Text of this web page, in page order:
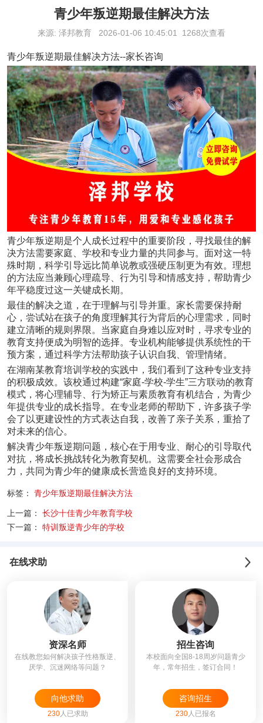
青少年叛逆期最佳解决方法
来源: 泽邦教育 2026-01-06 10:45:01 1268次查看
青少年叛逆期最佳解决方法--家长咨询
青少年叛逆期是个人成长过程中的重要阶段，寻找最佳的解
决方法需要家庭、学校和专业力量的共同参与。面对这一特
殊时期，科学引导远比简单说教或强硬压制更为有效。理想
的方法应当兼顾心理疏导、行为引导和情感支持，帮助青少
年平稳度过这一关键成长期。
最佳的解决之道，在于理解与引导并重。家长需要保持耐
心，尝试站在孩子的角度理解其行为背后的心理需求，同时
建立清晰的规则界限。当家庭自身难以应对时，寻求专业的
教育支持便成为明智的选择。专业机构能够提供系统性的干
预方案，通过科学方法帮助孩子认识自我、管理情绪。
在湖南某教育培训学校的实践中，我们看到了这种专业支持
的积极成效。该校通过构建“家庭-学校-学生”三方联动的教育
模式，将心理辅导、行为矫正与素质教育有机结合，为青少
年提供专业的成长指导。在专业老师的帮助下，许多孩子学
会了以更建设性的方式表达自我，改善了亲子关系，重拾了
对未来的信心。
解决青少年叛逆期问题，核心在于用专业、耐心的引导取代
对抗，将成长挑战转化为教育契机。这需要全社会形成合
力，共同为青少年的健康成长营造良好的支持环境。
标签： 青少年叛逆期最佳解决方法
上一篇：
长沙十佳青少年教育学校
下一篇：
特训叛逆青少年的学校
在线求助
资深名师
在线教您如何解决孩子性格叛逆、
厌学、沉迷网络等问题？
向他求助
230人已求助
招生咨询
本校面向全国8-18周岁问题青少
年，常年招生，签订合同！
咨询招生
230人已报名